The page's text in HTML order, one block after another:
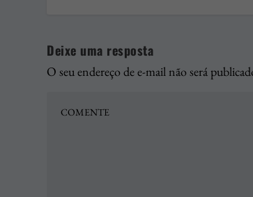
Deixe uma resposta
O seu endereço de e-mail não será